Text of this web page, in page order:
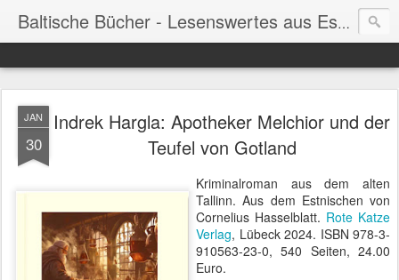
Baltische Bücher - Lesenswertes aus Estland, Lettland & Litauen
JAN
30
Indrek Hargla: Apotheker Melchior und der
Teufel von Gotland
Kriminalroman aus dem alten
Tallinn. Aus dem Estnischen von
Cornelius Hasselblatt. Rote Katze
Verlag, Lübeck 2024. ISBN 978-3-
910563-23-0,540 Seiten, 24.00
Euro.